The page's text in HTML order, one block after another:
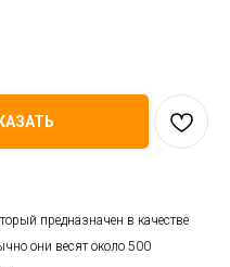
предназначен в качестве
они весят около 500